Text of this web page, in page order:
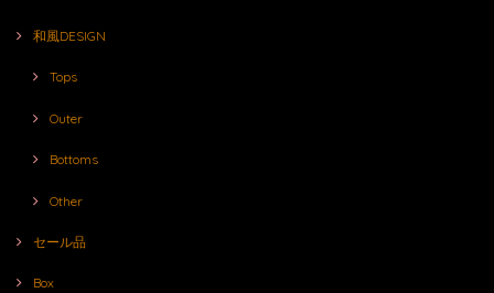
和風DESIGN
Tops
Outer
Bottoms
Other
セール品
Box